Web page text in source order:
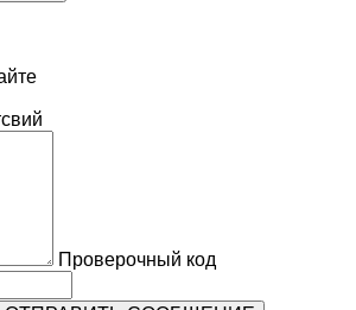
Проверочный код